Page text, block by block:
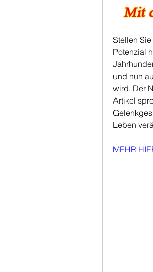
Stellen
Potenzial
und nun
wird. Der
Artikel
Leben
MEHR